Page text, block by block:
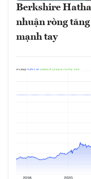
Berkshire
nhuận ròng
mạnh tay